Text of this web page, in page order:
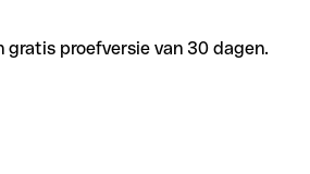
proefversie van 30 dagen.